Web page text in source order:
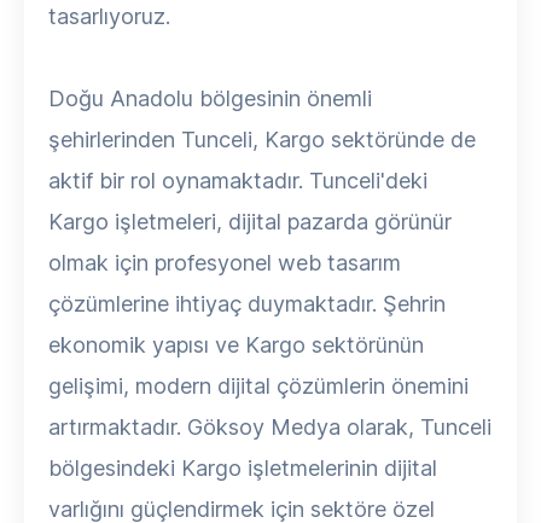
tasarlıyoruz.
Doğu Anadolu bölgesinin önemli
şehirlerinden Tunceli, Kargo sektöründe de
aktif bir rol oynamaktadır. Tunceli'deki
Kargo işletmeleri, dijital pazarda görünür
olmak için profesyonel web tasarım
çözümlerine ihtiyaç duymaktadır. Şehrin
ekonomik yapısı ve Kargo sektörünün
gelişimi, modern dijital çözümlerin önemini
artırmaktadır. Göksoy Medya olarak, Tunceli
bölgesindeki Kargo işletmelerinin dijital
varlığını güçlendirmek için sektöre özel